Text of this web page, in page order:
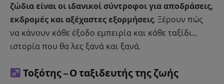
ζώδια είναι οι ιδανικοί σύντροφοι για αποδράσεις,
εκδρομές και αξέχαστες εξορμήσεις. Ξέρουν πώς
να κάνουν κάθε έξοδο εμπειρία και κάθε ταξίδι…
ιστορία που θα λες ξανά και ξανά.
Τοξότης – Ο ταξιδευτής της ζωής